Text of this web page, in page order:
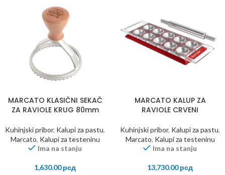
MARCATO KLASIČNI SEKAČ
ZA RAVIOLE KRUG 80mm
Kuhinjski pribor, Kalupi za pastu,
Marcato, Kalupi za testeninu
Ima na stanju
1,630.00рсд
MARCATO KALUP ZA
RAVIOLE CRVENI
Kuhinjski pribor, Kalupi za pastu,
Marcato, Kalupi za testeninu
Ima na stanju
13,730.00рсд